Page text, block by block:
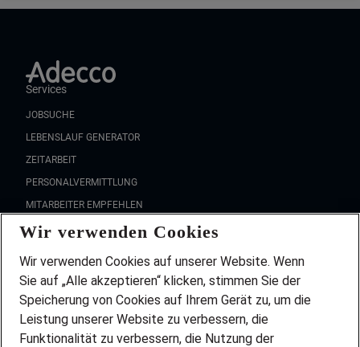
Services
JOBSUCHE
LEBENSLAUF GENERATOR
ZEITARBEIT
PERSONALVERMITTLUNG
MITARBEITER EMPFEHLEN
FAQ
Wir stellen ein!
DEINE BERUFSGRUPPE
DEINE LEBENSSITUATION
PARTNERSHIP WITH AIRBUS
Wir verwenden Cookies
Wir verwenden Cookies auf unserer Website. Wenn
Sie auf „Alle akzeptieren“ klicken, stimmen Sie der
Speicherung von Cookies auf Ihrem Gerät zu, um die
Leistung unserer Website zu verbessern, die
Funktionalität zu verbessern, die Nutzung der